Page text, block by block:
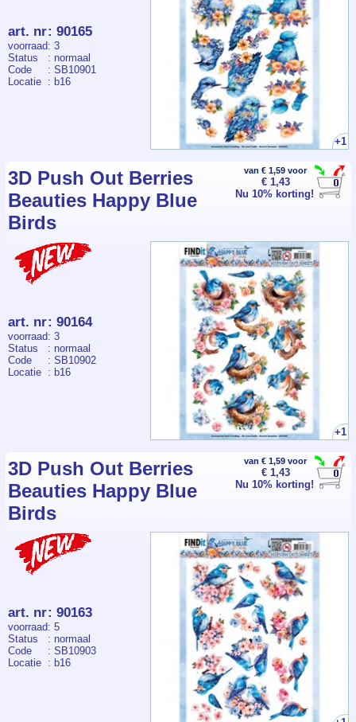
+1
art. nr: 90165
voorraad: 3
Status
: normaal
Code
: SB10901
Locatie : b16
van € 1,59 voor
€ 1,43
Nu 10% korting!
3D Push Out Berries
Beauties Happy Blue
Birds
+1
art. nr: 90164
voorraad: 3
Status
: normaal
Code
: SB10902
Locatie : b16
van € 1,59 voor
€ 1,43
Nu 10% korting!
3D Push Out Berries
Beauties Happy Blue
Birds
art. nr: 90163
voorraad: 5
Status
: normaal
Code
: SB10903
Locatie : b16